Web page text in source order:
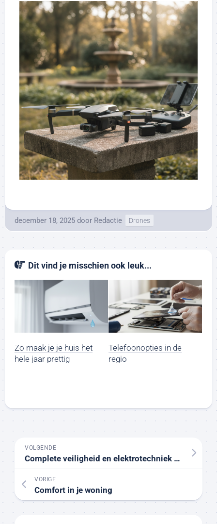
december 18, 2025 door Redactie Drones
Dit vind je misschien ook leuk...
Zo maak je je huis het
hele jaar prettig
Telefoonopties in de
regio
VOLGENDE
Complete veiligheid en elektrotechniek voor uw woning
VORIGE
Comfort in je woning